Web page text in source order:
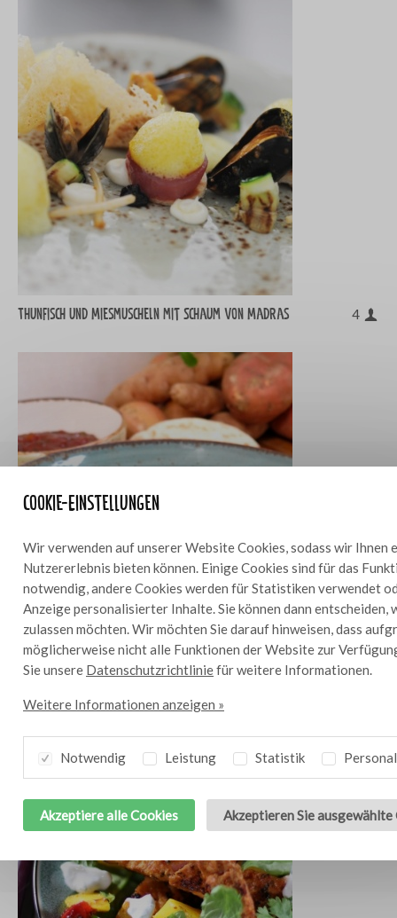
Cookie-Einstellungen
Wir verwenden auf unserer Website Cookies, sodass wir Ihnen
Nutzererlebnis bieten können. Einige Cookies sind für das
notwendig, andere Cookies werden für Statistiken verwendet
Anzeige personalisierter Inhalte. Sie können dann entscheiden,
zulassen möchten. Wir möchten Sie darauf hinweisen, dass
möglicherweise nicht alle Funktionen der Website zur
Sie unsere Datenschutzrichtliniefür weitere Informationen.
Weitere Informationen anzeigen »
Notwendig Leistung Statistik
Akzeptiere alle Cookies Akzeptieren Sie ausgewählte
Thunfisch und Miesmuscheln mit Schaum von Madras 4